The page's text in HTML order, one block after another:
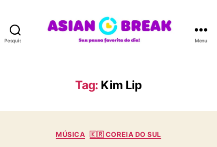
Pesquisar
A
N
R
A
Menu
Tag: Kim Lip
C
MÚSICA 🇰🇷 COREIA DO SUL